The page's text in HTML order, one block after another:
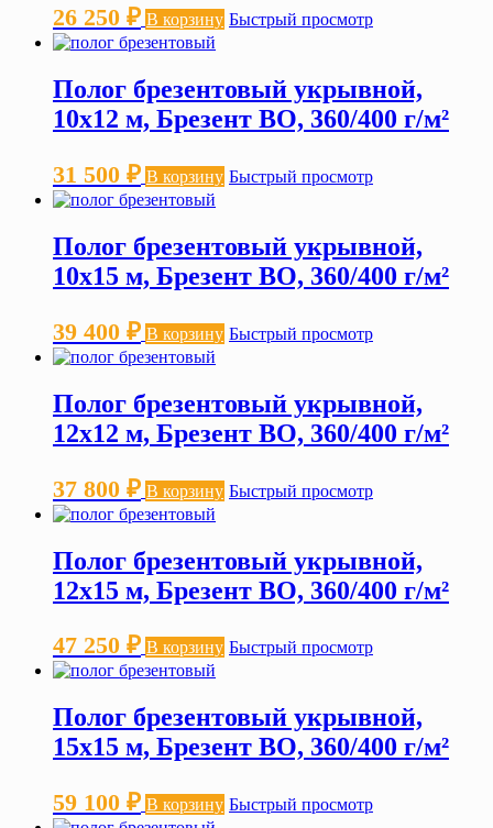
26 250 ₽ В корзину Быстрый просмотр
Полог брезентовый укрывной,
10х12 м, Брезент ВО, 360/400 г/м²
31 500 ₽ В корзину Быстрый просмотр
Полог брезентовый укрывной,
10х15 м, Брезент ВО, 360/400 г/м²
39 400 ₽ В корзину Быстрый просмотр
Полог брезентовый укрывной,
12х12 м, Брезент ВО, 360/400 г/м²
37 800 ₽ В корзину Быстрый просмотр
Полог брезентовый укрывной,
12х15 м, Брезент ВО, 360/400 г/м²
47 250 ₽ В корзину Быстрый просмотр
Полог брезентовый укрывной,
15х15 м, Брезент ВО, 360/400 г/м²
59 100 ₽ В корзину Быстрый просмотр